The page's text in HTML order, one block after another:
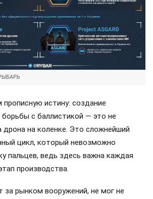
истину: создание
с баллистикой — это не
дрона на коленке. Это сложнейший
цикл, который невозможно
пальцев, ведь здесь важна каждая
производства.
за рынком вооружений, не мог не